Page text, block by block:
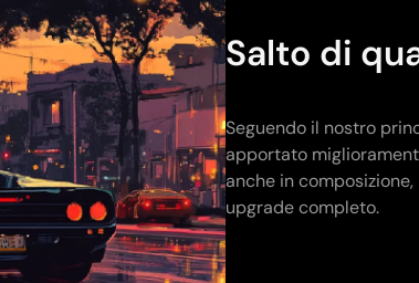
Salto di
Seguendo il nostro
apportato
anche in
upgrade completo.